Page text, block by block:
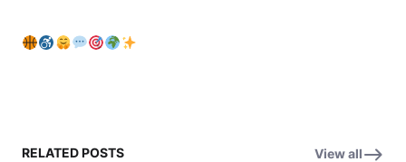
RELATED POSTS View all